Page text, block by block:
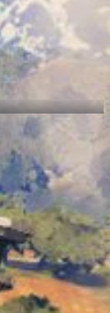
Cause 3のすべ
地域で100%コ